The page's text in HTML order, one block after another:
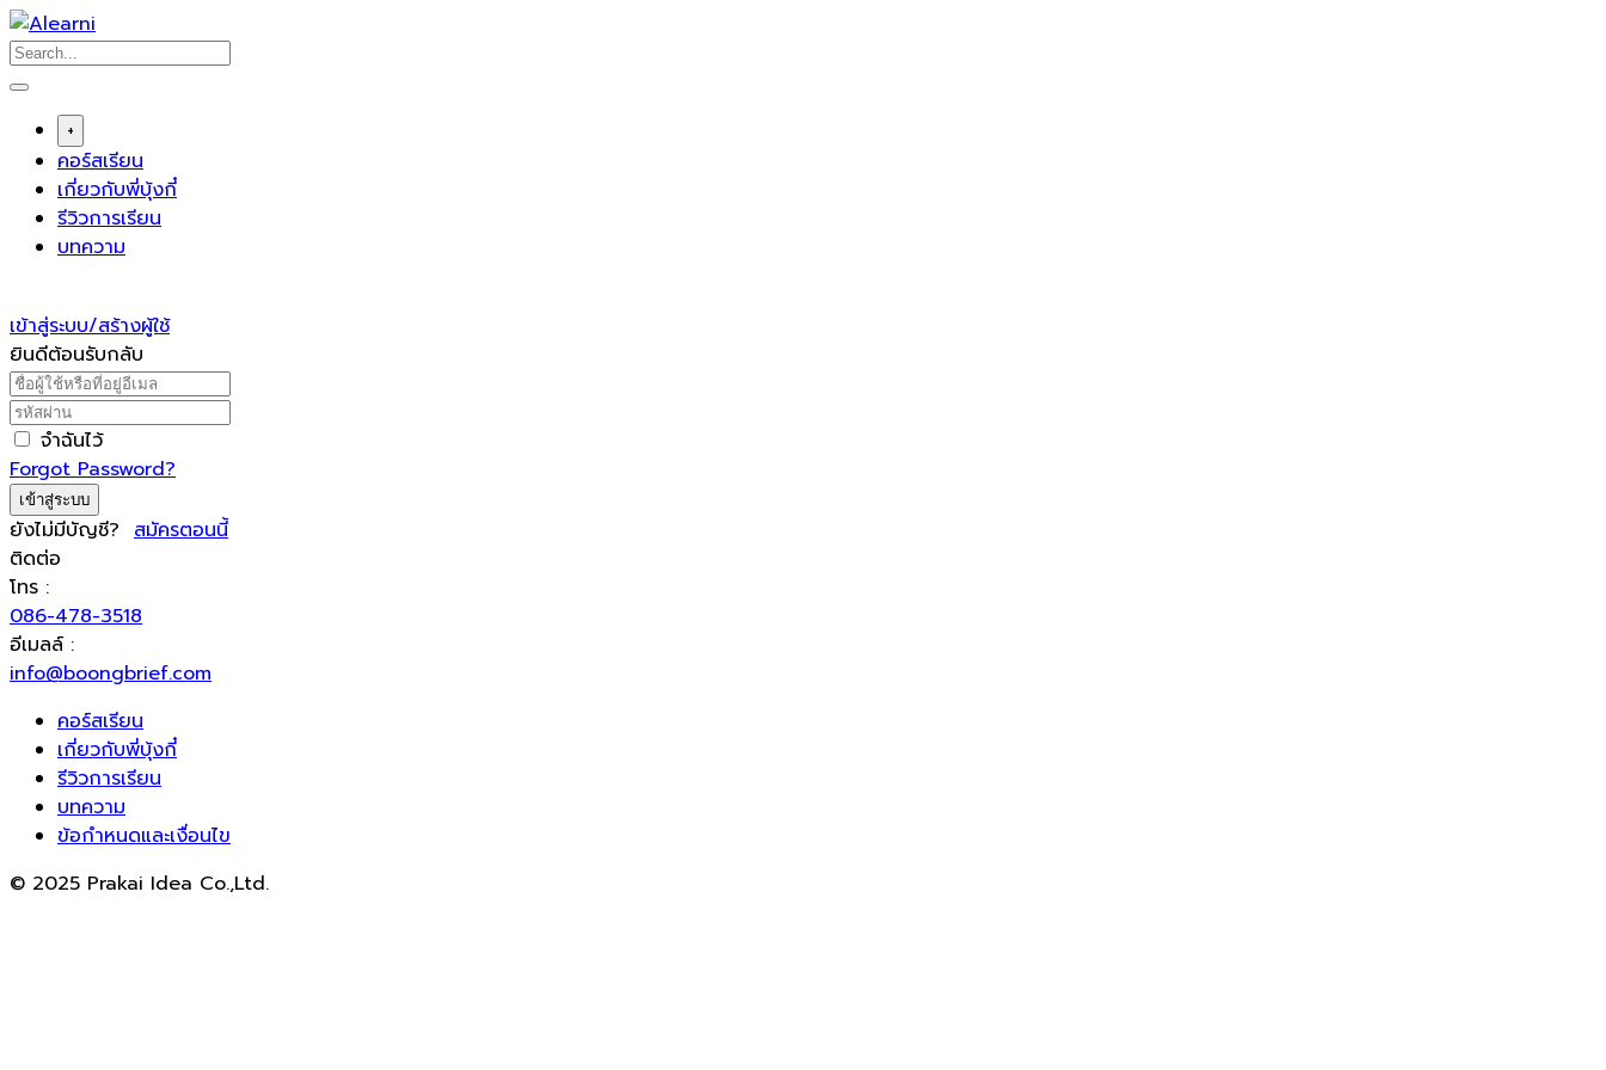
Skip
to
content
+
คอร์สเรียน
เกี่ยวกับพี่บุ้งกี๋
รีวิวการเรียน
บทความ
เข้าสู่ระบบ/สร้างผู้ใช้
ยินดีต้อนรับกลับ
จำฉันไว้
Forgot Password?
เข้าสู่ระบบ
ยังไม่มีบัญชี? สมัครตอนนี้
ติดต่อ
โทร :
086-478-3518
อีเมลล์ :
info@boongbrief.com
คอร์สเรียน
เกี่ยวกับพี่บุ้งกี๋
รีวิวการเรียน
บทความ
ข้อกำหนดและเงื่อนไข
© 2025 Prakai Idea Co.,Ltd.